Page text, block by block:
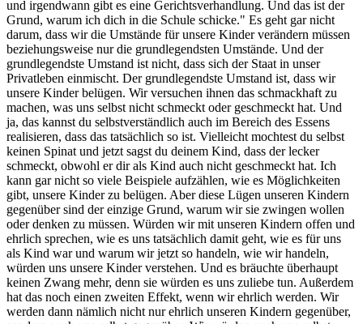
und irgendwann gibt es eine Gerichtsverhandlung. Und das ist der
Grund, warum ich dich in die Schule schicke." Es geht gar nicht
darum, dass wir die Umstände für unsere Kinder verändern müssen
beziehungsweise nur die grundlegendsten Umstände. Und der
grundlegendste Umstand ist nicht, dass sich der Staat in unser
Privatleben einmischt. Der grundlegendste Umstand ist, dass wir
unsere Kinder belügen. Wir versuchen ihnen das schmackhaft zu
machen, was uns selbst nicht schmeckt oder geschmeckt hat. Und
ja, das kannst du selbstverständlich auch im Bereich des Essens
realisieren, dass das tatsächlich so ist. Vielleicht mochtest du selbst
keinen Spinat und jetzt sagst du deinem Kind, dass der lecker
schmeckt, obwohl er dir als Kind auch nicht geschmeckt hat. Ich
kann gar nicht so viele Beispiele aufzählen, wie es Möglichkeiten
gibt, unsere Kinder zu belügen. Aber diese Lügen unseren Kindern
gegenüber sind der einzige Grund, warum wir sie zwingen wollen
oder denken zu müssen. Würden wir mit unseren Kindern offen und
ehrlich sprechen, wie es uns tatsächlich damit geht, wie es für uns
als Kind war und warum wir jetzt so handeln, wie wir handeln,
würden uns unsere Kinder verstehen. Und es bräuchte überhaupt
keinen Zwang mehr, denn sie würden es uns zuliebe tun. Außerdem
hat das noch einen zweiten Effekt, wenn wir ehrlich werden. Wir
werden dann nämlich nicht nur ehrlich unseren Kindern gegenüber,